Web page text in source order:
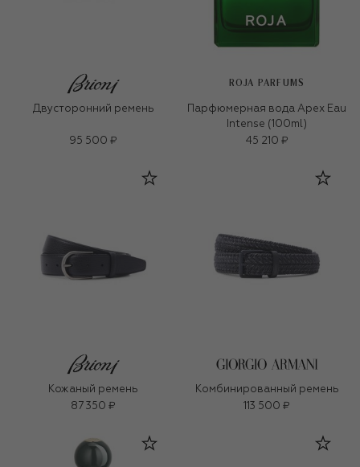
Двусторонний ремень
95 500 ₽
ROJA PARFUMS
Парфюмерная вода Apex Eau
Intense (100ml)
45 210 ₽
Кожаный ремень
87 350 ₽
Комбинированный ремень
113 500 ₽